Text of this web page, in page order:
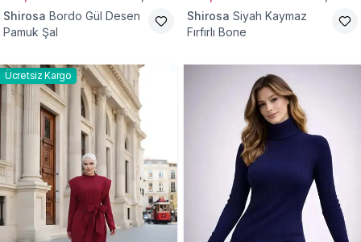
Shirosa Bordo Gül Desen
Pamuk Şal
Shirosa Siyah Kaymaz
Fırfırlı Bone
Ücretsiz Kargo